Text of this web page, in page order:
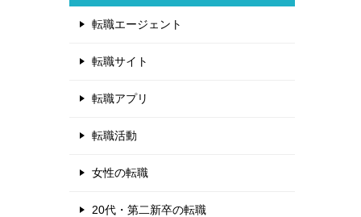
転職エージェント
転職サイト
転職アプリ
転職活動
女性の転職
20代・第二新卒の転職